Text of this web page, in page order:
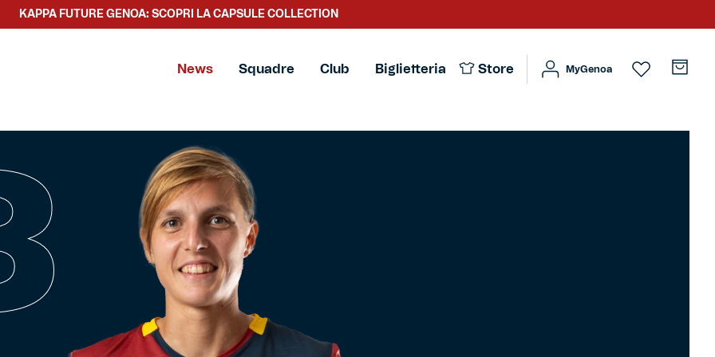
KAPPA FUTURE GENOA: SCOPRI LA CAPSULE COLLECTION
News Squadre Club Biglietteria Store MyGenoa